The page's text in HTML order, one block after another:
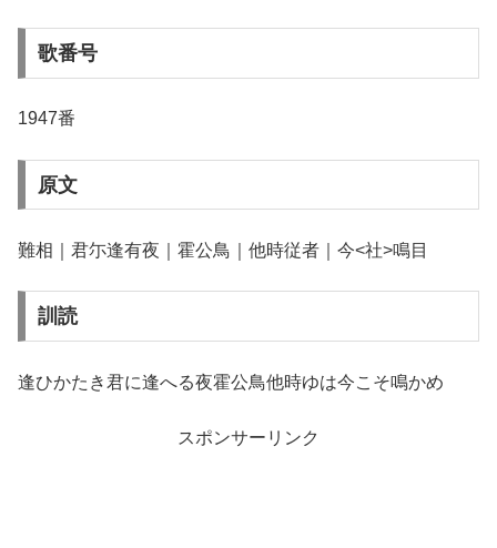
歌番号
1947番
原文
難相｜君尓逢有夜｜霍公鳥｜他時従者｜今<社>鳴目
訓読
逢ひかたき君に逢へる夜霍公鳥他時ゆは今こそ鳴かめ
スポンサーリンク